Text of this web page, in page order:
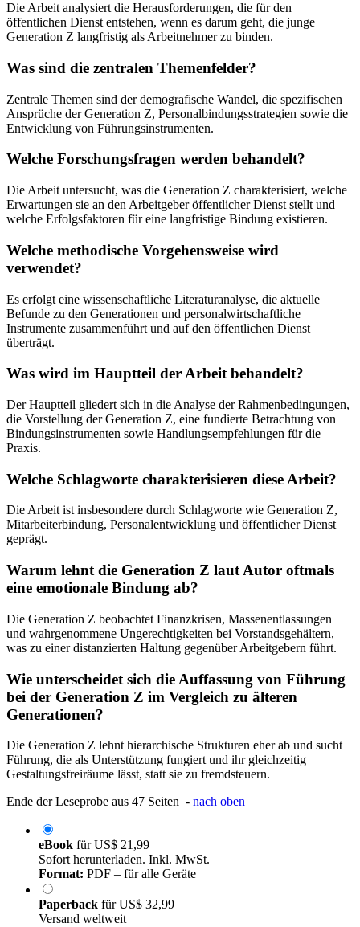
Die Arbeit analysiert die Herausforderungen, die für den
öffentlichen Dienst entstehen, wenn es darum geht, die junge
Generation Z langfristig als Arbeitnehmer zu binden.
Was sind die zentralen Themenfelder?
Zentrale Themen sind der demografische Wandel, die spezifischen
Ansprüche der Generation Z, Personalbindungsstrategien sowie die
Entwicklung von Führungsinstrumenten.
Welche Forschungsfragen werden behandelt?
Die Arbeit untersucht, was die Generation Z charakterisiert, welche
Erwartungen sie an den Arbeitgeber öffentlicher Dienst stellt und
welche Erfolgsfaktoren für eine langfristige Bindung existieren.
Welche methodische Vorgehensweise wird
verwendet?
Es erfolgt eine wissenschaftliche Literaturanalyse, die aktuelle
Befunde zu den Generationen und personalwirtschaftliche
Instrumente zusammenführt und auf den öffentlichen Dienst
überträgt.
Was wird im Hauptteil der Arbeit behandelt?
Der Hauptteil gliedert sich in die Analyse der Rahmenbedingungen,
die Vorstellung der Generation Z, eine fundierte Betrachtung von
Bindungsinstrumenten sowie Handlungsempfehlungen für die
Praxis.
Welche Schlagworte charakterisieren diese Arbeit?
Die Arbeit ist insbesondere durch Schlagworte wie Generation Z,
Mitarbeiterbindung, Personalentwicklung und öffentlicher Dienst
geprägt.
Warum lehnt die Generation Z laut Autor oftmals
eine emotionale Bindung ab?
Die Generation Z beobachtet Finanzkrisen, Massenentlassungen
und wahrgenommene Ungerechtigkeiten bei Vorstandsgehältern,
was zu einer distanzierten Haltung gegenüber Arbeitgebern führt.
Wie unterscheidet sich die Auffassung von Führung
bei der Generation Z im Vergleich zu älteren
Generationen?
Die Generation Z lehnt hierarchische Strukturen eher ab und sucht
Führung, die als Unterstützung fungiert und ihr gleichzeitig
Gestaltungsfreiräume lässt, statt sie zu fremdsteuern.
Ende der Leseprobe aus 47 Seiten - nach oben
eBook fürUS$ 21,99
Sofort herunterladen. Inkl. MwSt.
Format: PDF – für alle Geräte
Paperback fürUS$ 32,99
Versand weltweit